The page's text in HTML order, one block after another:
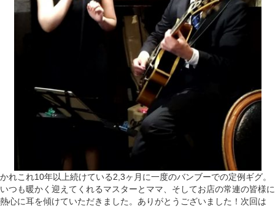
かれこれ10年以上続けている2,3ヶ月に一度のバンブーでの定例ギグ。
いつも暖かく迎えてくれるマスターとママ、そしてお店の常連の皆様に
熱心に耳を傾けていただきました。ありがとうございました！次回は